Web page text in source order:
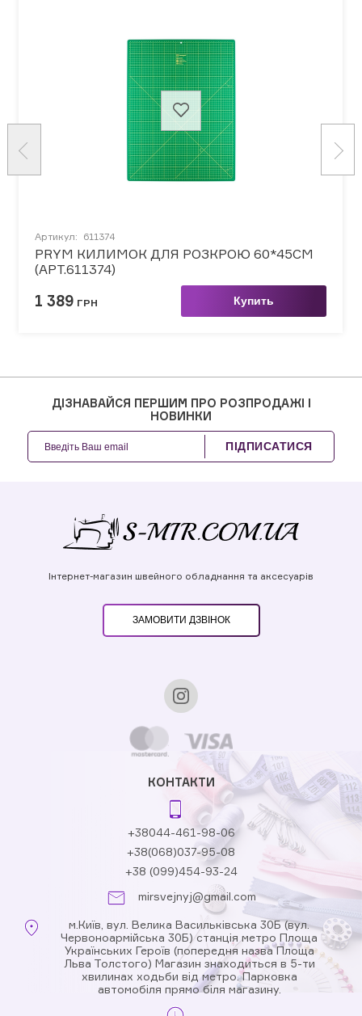
Артикул: 611374
PRYM КИЛИМОК ДЛЯ РОЗКРОЮ 60*45СМ
(АРТ.611374)
1 389 ГРН Купить
ДІЗНАВАЙСЯ ПЕРШИМ ПРО РОЗПРОДАЖІ І
НОВИНКИ
ПІДПИСАТИСЯ
Інтернет-магазин швейного обладнання та аксесуарів
ЗАМОВИТИ ДЗВІНОК
КОНТАКТИ
+38044-461-98-06
+38(068)037-95-08
+38 (099)454-93-24
mirsvejnyj@gmail.com
м.Київ, вул. Велика Васильківська 30Б (вул.
Червоноармійська 30Б) станція метро Площа
Українських Героїв (попередня назва Площа
Льва Толстого) Магазин знаходиться в 5-ти
хвилинах ходьби від метро. Парковка
автомобіля прямо біля магазину.